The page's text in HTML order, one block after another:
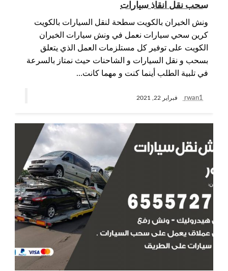
سحب نقل انقاذ سيارات
ونش الخيران بالكويت سطحة لنقل السيارات بالكويت
كرين سحي سيارات نعمل في ونش سيارات الخيران
الكويت على توفير كل مستلزمات العمل الذي يتعلق
بسحب و نقل السيارات و الشاحنات حيث نمتاز بالسرعة
في تلبية الطلب أينما كنت و مهما كانت…
rwan1 فبراير 22, 2021